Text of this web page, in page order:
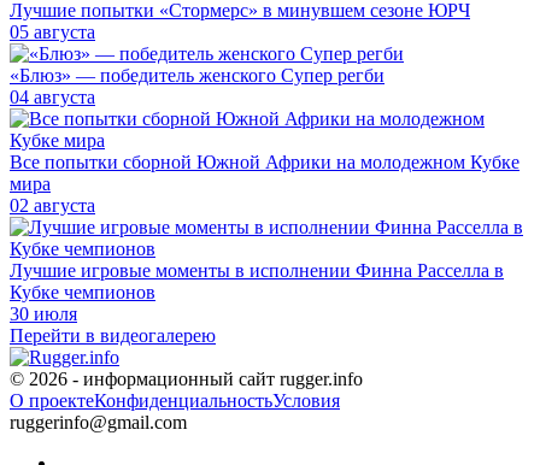
Лучшие попытки «Стормерс» в минувшем сезоне ЮРЧ
05 августа
«Блюз» — победитель женского Супер регби
04 августа
Все попытки сборной Южной Африки на молодежном Кубке
мира
02 августа
Лучшие игровые моменты в исполнении Финна Расселла в
Кубке чемпионов
30 июля
Перейти в видеогалерею
© 2026 - информационный сайт rugger.info
О проектеКонфиденциальностьУсловия
ruggerinfo@gmail.com